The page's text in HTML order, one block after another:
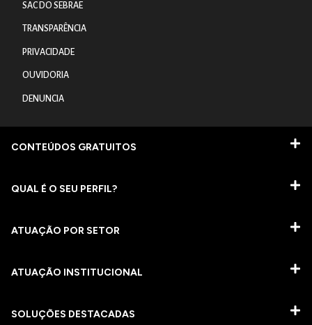
SAC DO SEBRAE
TRANSPARÊNCIA
PRIVACIDADE
OUVIDORIA
DENUNCIA
CONTEÚDOS GRATUITOS
QUAL É O SEU PERFIL?
ATUAÇÃO POR SETOR
ATUAÇÃO INSTITUCIONAL
SOLUÇÕES DESTACADAS